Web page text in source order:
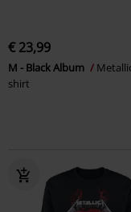
€ 23,99
M - Black Album
shirt